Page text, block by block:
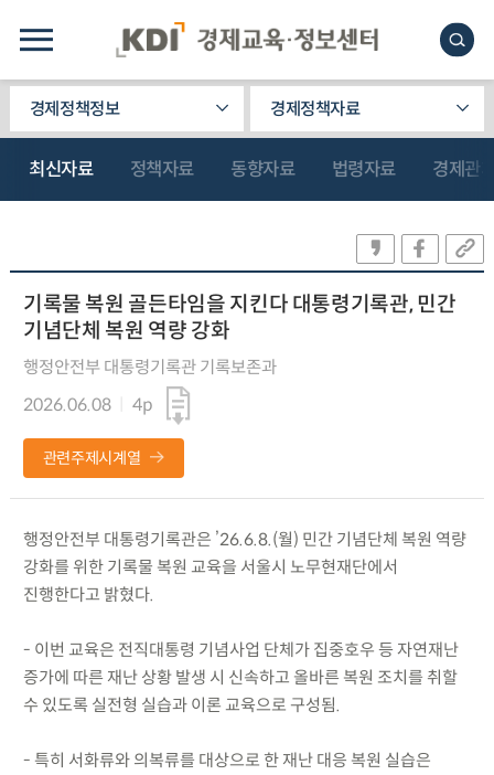
경제정책정보 경제정책자료
최신자료 정책자료 동향자료 법령자료 경제관
기록물 복원 골든타임을 지킨다 대통령기록관, 민간
기념단체 복원 역량 강화
행정안전부 대통령기록관 기록보존과
2026.06.08
4p
관련주제시계열
행정안전부 대통령기록관은 ’26.6.8.(월) 민간 기념단체 복원 역량
강화를 위한 기록물 복원 교육을 서울시 노무현재단에서
진행한다고 밝혔다.
- 이번 교육은 전직대통령 기념사업 단체가 집중호우 등 자연재난
증가에 따른 재난 상황 발생 시 신속하고 올바른 복원 조치를 취할
수 있도록 실전형 실습과 이론 교육으로 구성됨.
- 특히 서화류와 의복류를 대상으로 한 재난 대응 복원 실습은